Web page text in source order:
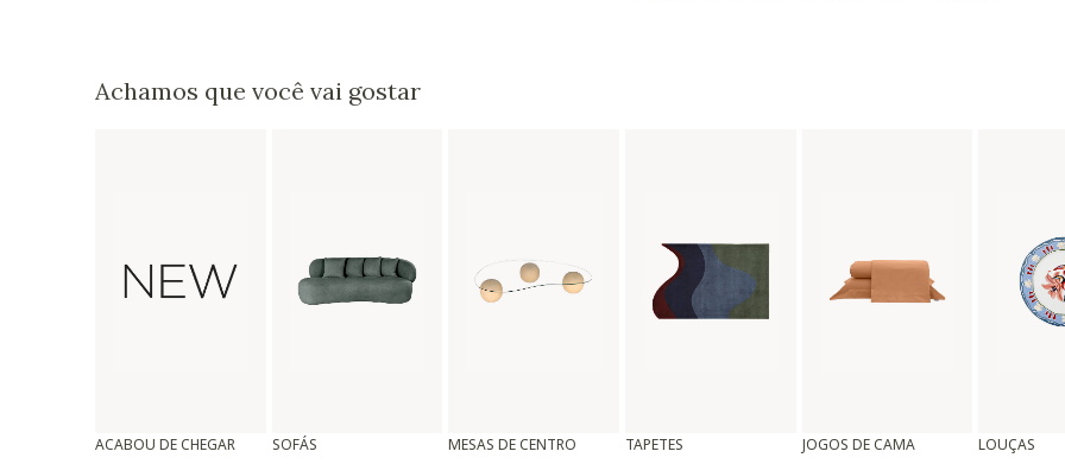
Achamos que você vai gostar
ACABOU DE CHEGAR SOFÁS MESAS DE CENTRO TAPETES JOGOS DE CAMA LOUÇAS